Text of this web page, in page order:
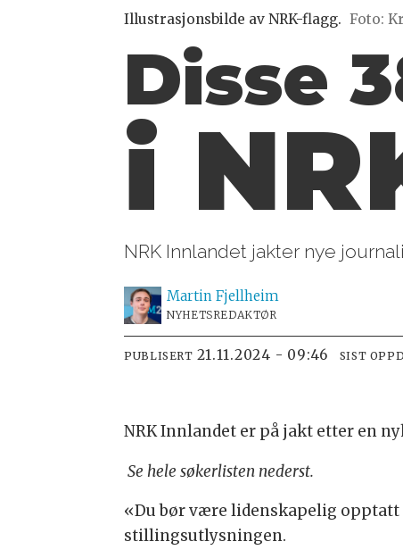
Illustrasjonsbilde av NRK-flagg. Foto:
Disse
i
NRK Innlandet jakter nye
Martin Fjellheim
NYHETSREDAKTØR
PUBLISERT 21.11.2024 - 09:46 SIST
NRK Innlandet er på jakt etter en
Se hele søkerlisten nederst.
«Du bør være lidenskapelig
stillingsutlysningen.